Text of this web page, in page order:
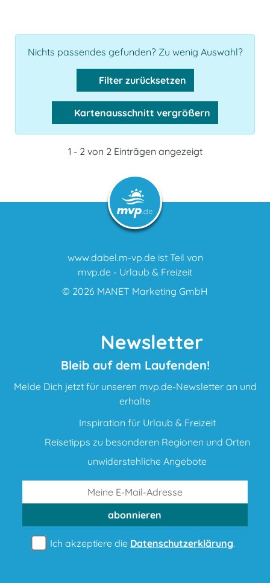
Nichts passendes gefunden? Zu wenig Auswahl?
Filter zurücksetzen
Kartenausschnitt vergrößern
1 - 2 von 2 Einträgen angezeigt
www.dabel.m-vp.de ist Teil von
mvp.de - Urlaub & Freizeit
© 2026 MANET Marketing GmbH
Newsletter
Bleib auf dem Laufenden!
Melde Dich jetzt für unseren mvp.de-Newsletter an und
erhalte
Inspiration für Urlaub & Freizeit
Reisetipps zu besonderen Regionen und Orten
unwiderstehliche Angebote
abonnieren
Ich akzeptiere die Datenschutzerklärung.